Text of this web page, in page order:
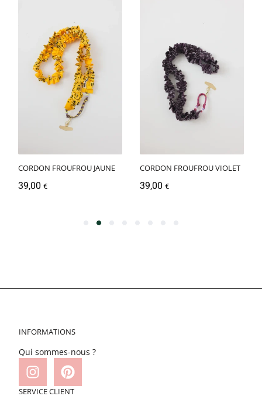
CORDON FROUFROU JAUNE
39,00 €
CORDON FROUFROU VIOLET
39,00 €
INFORMATIONS
Qui sommes-nous ?
SERVICE CLIENT